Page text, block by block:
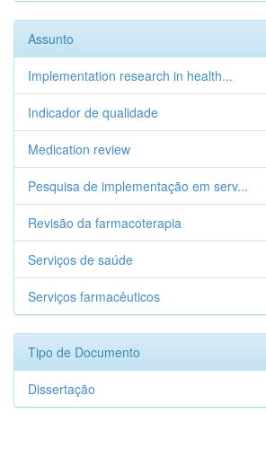
Assunto
Implementation research in health...
Indicador de qualidade
Medication review
Pesquisa de implementação em serv...
Revisão da farmacoterapia
Serviços de saúde
Serviços farmacêuticos
Tipo de Documento
Dissertação